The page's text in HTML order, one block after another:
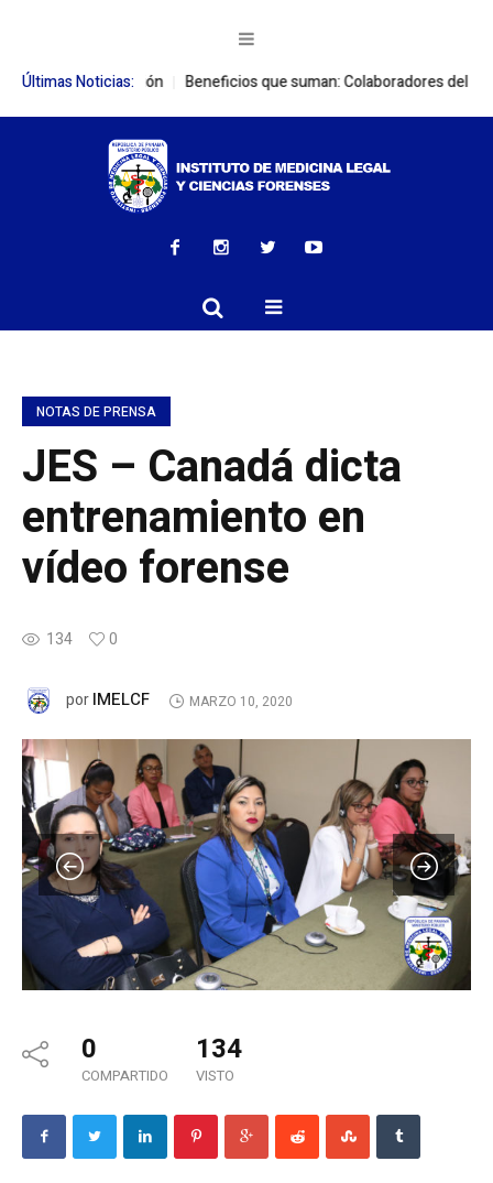
Últimas Noticias:
cooperación Beneficios que suman: Colaboradores del IMELCF
NOTAS DE PRENSA
JES – Canadá dicta
entrenamiento en
vídeo forense
134 0
porIMELCF MARZO 10, 2020
0
COMPARTIDO
134
VISTO